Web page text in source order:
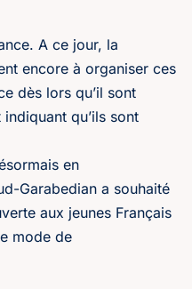
A ce jour, la
encore à organiser ces
dès lors qu’il sont
qu’ils sont
en
Garabedian a souhaité
aux jeunes Français
mode de